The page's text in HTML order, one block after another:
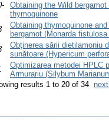
Obtaining the Wild
thymoquinone
Obtaining thymoquinone
bergamot (Monarda fistulosa
Obţinerea sării dietilamoniu
sunătoare (Hypericum
Optimizarea metodei HPLC
Armurariu (Silybum
results 1 to 20 of 34